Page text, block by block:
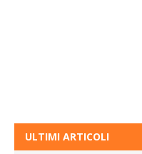
ULTIMI ARTICOLI